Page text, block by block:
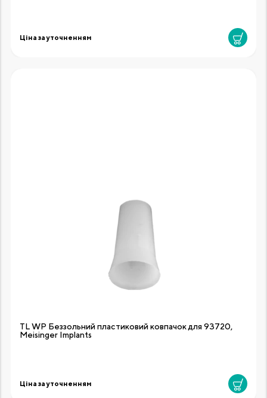
Ціна за уточненням
TL WP Беззольний пластиковий ковпачок для 93720,
Meisinger Implants
Ціна за уточненням